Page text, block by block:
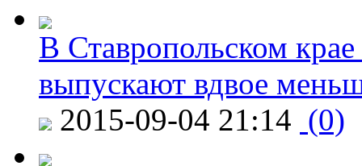
В Ставропольском
выпускают вдвое
2015-09-04 21:14 (0)